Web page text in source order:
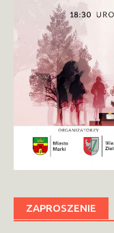
ZAPROSZENIE